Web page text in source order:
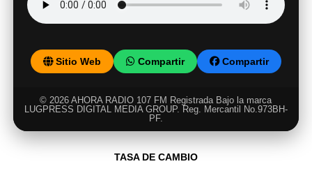
Sitio Web Compartir Compartir
© 2026 AHORA RADIO 107 FM Registrada Bajo la marca
LUGPRESS DIGITAL MEDIA GROUP. Reg. Mercantil No.973BH-
PF.
TASA DE CAMBIO